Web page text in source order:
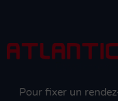
Pour fixer un